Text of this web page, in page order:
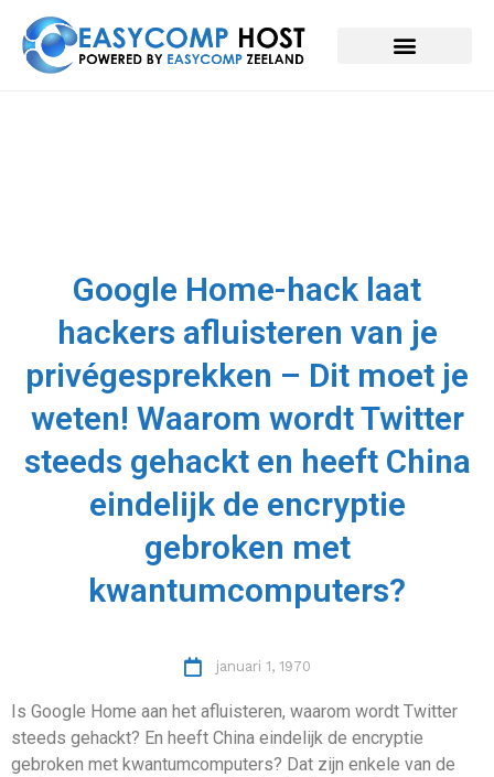
Google Home-hack laat
hackers afluisteren van je
privégesprekken – Dit moet je
weten! Waarom wordt Twitter
steeds gehackt en heeft China
eindelijk de encryptie
gebroken met
kwantumcomputers?
januari 1, 1970
Is Google Home aan het afluisteren, waarom wordt Twitter
steeds gehackt? En heeft China eindelijk de encryptie
gebroken met kwantumcomputers? Dat zijn enkele van de